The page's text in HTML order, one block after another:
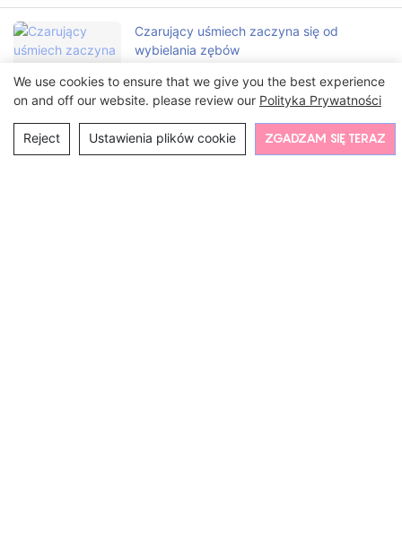
Czarujący uśmiech zaczyna się od
wybielania zębów
We use cookies to ensure that we give you the best experience
on and off our website. please review our Polityka Prywatności
Reject Ustawienia plików cookie ZGADZAM SIĘ TERAZ